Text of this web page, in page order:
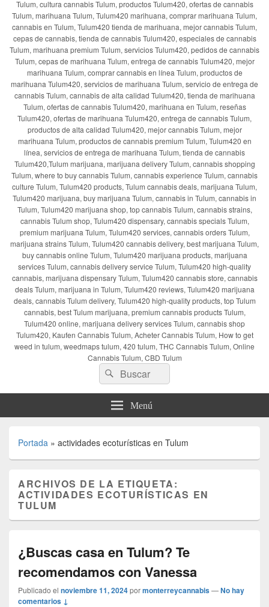
Tulum, cultura cannabis Tulum, productos Tulum420, ofertas de cannabis
Tulum, marihuana Tulum, Tulum420 marihuana, comprar marihuana Tulum,
cannabis en Tulum, Tulum420 tienda de marihuana, mejor cannabis Tulum,
cepas de cannabis, tienda de cannabis Tulum420, especiales de cannabis
Tulum, marihuana premium Tulum, servicios Tulum420, pedidos de cannabis
Tulum, cepas de marihuana Tulum, entrega de cannabis Tulum420, mejor
marihuana Tulum, comprar cannabis en línea Tulum, productos de
marihuana Tulum420, servicios de marihuana Tulum, servicio de entrega de
cannabis Tulum, cannabis de alta calidad Tulum420, tienda de marihuana
Tulum, ofertas de cannabis Tulum420, marihuana en Tulum, reseñas
Tulum420, ofertas de marihuana Tulum420, entrega de cannabis Tulum,
productos de alta calidad Tulum420, mejor cannabis Tulum, mejor
marihuana Tulum, productos de cannabis premium Tulum, Tulum420 en
línea, servicios de entrega de marihuana Tulum, tienda de cannabis
Tulum420,Tulum marijuana, marijuana delivery Tulum, cannabis shopping
Tulum, where to buy cannabis Tulum, cannabis experience Tulum, cannabis
culture Tulum, Tulum420 products, Tulum cannabis deals, marijuana Tulum,
Tulum420 marijuana, buy marijuana Tulum, cannabis in Tulum, cannabis in
Tulum, Tulum420 marijuana shop, top cannabis Tulum, cannabis strains,
cannabis Tulum shop, Tulum420 dispensary, cannabis specials Tulum,
premium marijuana Tulum, Tulum420 services, cannabis orders Tulum,
marijuana strains Tulum, Tulum420 cannabis delivery, best marijuana Tulum,
buy cannabis online Tulum, Tulum420 marijuana products, marijuana
services Tulum, cannabis delivery service Tulum, Tulum420 high-quality
cannabis, marijuana dispensary Tulum, Tulum420 cannabis store, cannabis
deals Tulum, marijuana in Tulum, Tulum420 reviews, Tulum420 marijuana
deals, cannabis Tulum delivery, Tulum420 high-quality products, top Tulum
cannabis, best Tulum marijuana, premium cannabis products Tulum,
Tulum420 online, marijuana delivery services Tulum, cannabis shop
Tulum420, Kaufen Cannabis Tulum, Acheter Cannabis Tulum, How to get
weed in tulum, weedmaps tulum, 420 tulum, THC Cannabis Tulum, Online
Cannabis Tulum, CBD Tulum
Buscar
por:
Buscar
Menú
Portada » actividades ecoturísticas en Tulum
ARCHIVOS DE LA ETIQUETA:
ACTIVIDADES ECOTURÍSTICAS EN
TULUM
¿Buscas casa en Tulum? Te
recomendamos con Vanessa
Publicado el noviembre 11, 2024pormonterreycannabis—No hay
comentarios ↓